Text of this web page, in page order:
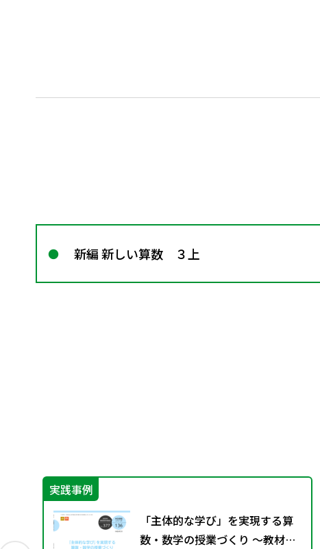
新編 新しい算数 ３上
実践事例
「主体的な学び」を実現する算
数・数学の授業づくり ～教材の